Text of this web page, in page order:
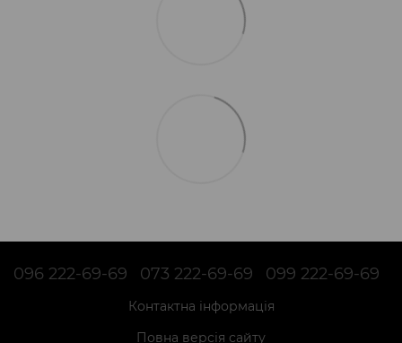
096 222-69-69 073 222-69-69 099 222-69-69
Контактна інформація
Повна версія сайту